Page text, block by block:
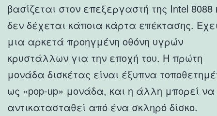
βασίζεται στον επεξεργαστή της Intel 8088
δεν δέχεται κάποια κάρτα επέκτασης.
μια αρκετά προηγμένη οθόνη υγρών
κρυστάλλων για την εποχή του. Η πρώτη
μονάδα δισκέτας είναι έξυπνα
ως «pop-up» μονάδα, και η άλλη μπορεί να
αντικατασταθεί από ένα σκληρό δίσκο.